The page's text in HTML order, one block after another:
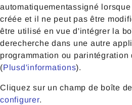
automatiquementassigné
créée et il ne peut pas être
être utilisé en vue d'intégrer la
derecherche dans une autre
programmation ou parintégration
(Plusd'informations).
Cliquez sur un champ de boîte
configurer.